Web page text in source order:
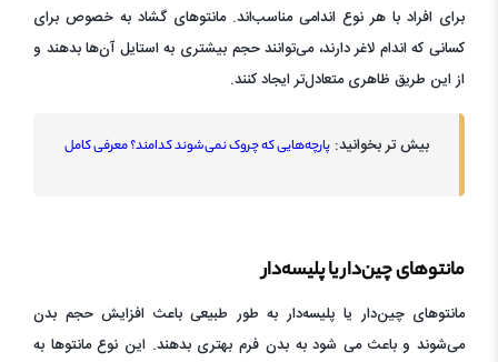
برای افراد با هر نوع اندامی مناسب‌اند. مانتوهای گشاد به خصوص برای
کسانی که اندام لاغر دارند، می‌توانند حجم بیشتری به استایل آن‌ها بدهند و
از این طریق ظاهری متعادل‌تر ایجاد کنند.
بیش تر بخوانید:پارچه‌هایی که چروک نمی‌شوند کدامند؟ معرفی کامل
مانتوهای چین‌دار یا پلیسه‌دار
مانتوهای چین‌دار یا پلیسه‌دار به طور طبیعی باعث افزایش حجم بدن
می‌شوند و باعث می شود به بدن فرم بهتری بدهند. این نوع مانتوها به